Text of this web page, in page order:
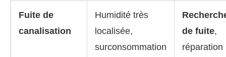
Fuite de
canalisation
Humidité très
localisée,
surconsommation
de fuite,
réparation